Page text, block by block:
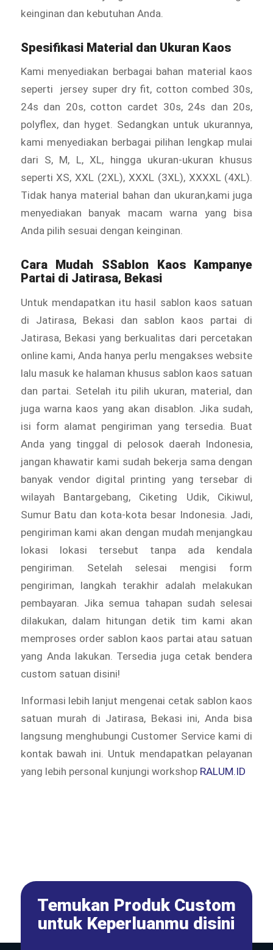
keinginan dan kebutuhan Anda.
Spesifikasi Material dan Ukuran Kaos
Kami menyediakan berbagai bahan material kaos
seperti jersey super dry fit, cotton combed 30s,
24s dan 20s, cotton cardet 30s, 24s dan 20s,
polyflex, dan hyget. Sedangkan untuk ukurannya,
kami menyediakan berbagai pilihan lengkap mulai
dari S, M, L, XL, hingga ukuran-ukuran khusus
seperti XS, XXL (2XL), XXXL (3XL), XXXXL (4XL).
Tidak hanya material bahan dan ukuran,kami juga
menyediakan banyak macam warna yang bisa
Anda pilih sesuai dengan keinginan.
Cara Mudah SSablon Kaos Kampanye
Partai di Jatirasa, Bekasi
Untuk mendapatkan itu hasil sablon kaos satuan
di Jatirasa, Bekasi dan sablon kaos partai di
Jatirasa, Bekasi yang berkualitas dari percetakan
online kami, Anda hanya perlu mengakses website
lalu masuk ke halaman khusus sablon kaos satuan
dan partai. Setelah itu pilih ukuran, material, dan
juga warna kaos yang akan disablon. Jika sudah,
isi form alamat pengiriman yang tersedia. Buat
Anda yang tinggal di pelosok daerah Indonesia,
jangan khawatir kami sudah bekerja sama dengan
banyak vendor digital printing yang tersebar di
wilayah Bantargebang, Ciketing Udik, Cikiwul,
Sumur Batu dan kota-kota besar Indonesia. Jadi,
pengiriman kami akan dengan mudah menjangkau
lokasi lokasi tersebut tanpa ada kendala
pengiriman. Setelah selesai mengisi form
pengiriman, langkah terakhir adalah melakukan
pembayaran. Jika semua tahapan sudah selesai
dilakukan, dalam hitungan detik tim kami akan
memproses order sablon kaos partai atau satuan
yang Anda lakukan. Tersedia juga cetak bendera
custom satuan disini!
Informasi lebih lanjut mengenai cetak sablon kaos
satuan murah di Jatirasa, Bekasi ini, Anda bisa
langsung menghubungi Customer Service kami di
kontak bawah ini. Untuk mendapatkan pelayanan
yang lebih personal kunjungi workshop RALUM.ID
Temukan Produk Custom
untuk Keperluanmu disini